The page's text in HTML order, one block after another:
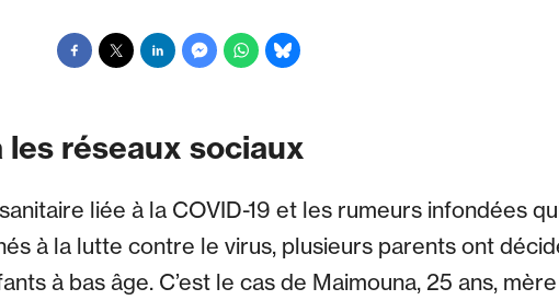
réseaux sociaux
liée à la COVID-19 et les rumeurs infondées
à la lutte contre le virus, plusieurs parents ont
à bas âge. C’est le cas de Maimouna, 25 ans,